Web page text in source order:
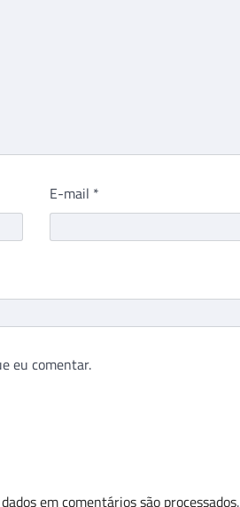
E-mail *
eu comentar.
em comentários são processados.